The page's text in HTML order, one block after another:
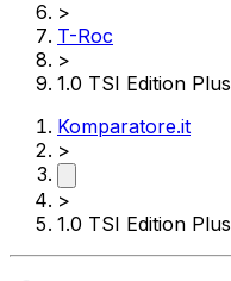
>
T-Roc
>
1.0 TSI Edition Plus
Komparatore.it
>
>
1.0 TSI Edition Plus